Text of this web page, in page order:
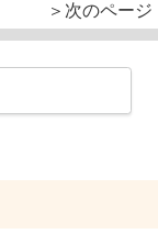
＞次のページ